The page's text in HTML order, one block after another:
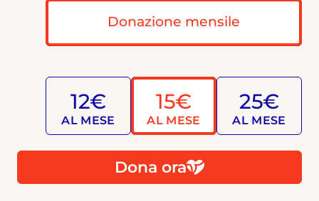
Donazione mensile
12€
AL MESE
15€
AL MESE
25€
AL MESE
Dona ora